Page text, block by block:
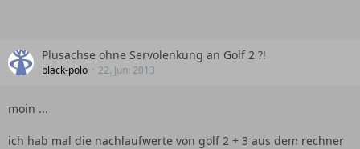
Plusachse ohne Servolenkung an Golf 2 ?!
black-polo 22. Juni 2013
moin ...
ich hab mal die nachlaufwerte von golf 2 + 3 aus dem rechner